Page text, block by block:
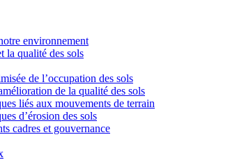
environnement
la qualité des sols
de l’occupation des sols
de la qualité des sols
liés aux mouvements de terrain
d’érosion des sols
cadres et gouvernance